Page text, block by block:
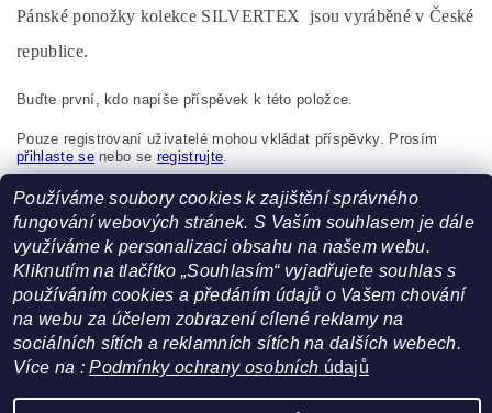
Pánské ponožky kolekce SILVERTEX jsou vyráběné v České
republice.
Buďte první, kdo napíše příspěvek k této položce.
Pouze registrovaní uživatelé mohou vkládat příspěvky. Prosím
přihlaste senebo se registrujte.
Tapo Kyšice, s.r.o., Nová 109, Kyšice, 273 51, Česká
republika, info@novia.cz
Facebook Heureka.cz
Používáme soubory cookies k zajištění správného
fungování webových stránek. S Vaším souhlasem je dále
využíváme k personalizaci obsahu na našem webu.
Kliknutím na tlačítko „Souhlasím“ vyjadřujete souhlas s
používáním cookies a předáním údajů o Vašem chování
na webu za účelem zobrazení cílené reklamy na
sociálních sítích a reklamních sítích na dalších webech.
Více na :Podmínky ochrany osobních údajů